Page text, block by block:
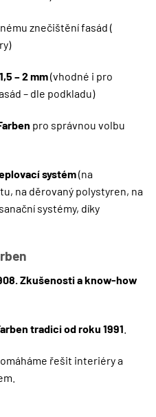
znečištění fasád (
– 2 mm(vhodné i pro
– dle podkladu)
pro správnou volbu
systém(na
na děrovaný polystyren, na
systémy, díky
Zkušenosti a know-how
tradici od roku 1991
řešit interiéry a